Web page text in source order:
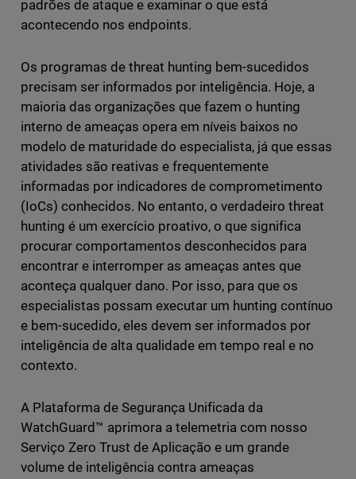
padrões de ataque e examinar o que está
acontecendo nos endpoints.
Os programas de threat hunting bem-sucedidos
precisam ser informados por inteligência. Hoje, a
maioria das organizações que fazem o hunting
interno de ameaças opera em níveis baixos no
modelo de maturidade do especialista, já que essas
atividades são reativas e frequentemente
informadas por indicadores de comprometimento
(IoCs) conhecidos. No entanto, o verdadeiro threat
hunting é um exercício proativo, o que significa
procurar comportamentos desconhecidos para
encontrar e interromper as ameaças antes que
aconteça qualquer dano. Por isso, para que os
especialistas possam executar um hunting contínuo
e bem-sucedido, eles devem ser informados por
inteligência de alta qualidade em tempo real e no
contexto.
A Plataforma de Segurança Unificada da
WatchGuard™ aprimora a telemetria com nosso
Serviço Zero Trust de Aplicação e um grande
volume de inteligência contra ameaças